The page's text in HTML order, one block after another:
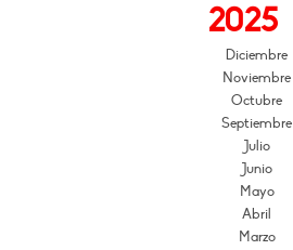
2025
Diciembre
Noviembre
Octubre
Septiembre
Julio
Junio
Mayo
Abril
Marzo